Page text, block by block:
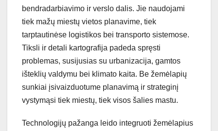
bendradarbiavimo ir verslo dalis. Jie naudojami
tiek mažų miestų vietos planavime, tiek
tarptautinėse logistikos bei transporto sistemose.
Tiksli ir detali kartografija padeda spręsti
problemas, susijusias su urbanizacija, gamtos
išteklių valdymu bei klimato kaita. Be žemėlapių
sunkiai įsivaizduotume planavimą ir strateginį
vystymąsi tiek miestų, tiek visos šalies mastu.
Technologijų pažanga leido integruoti žemėlapius